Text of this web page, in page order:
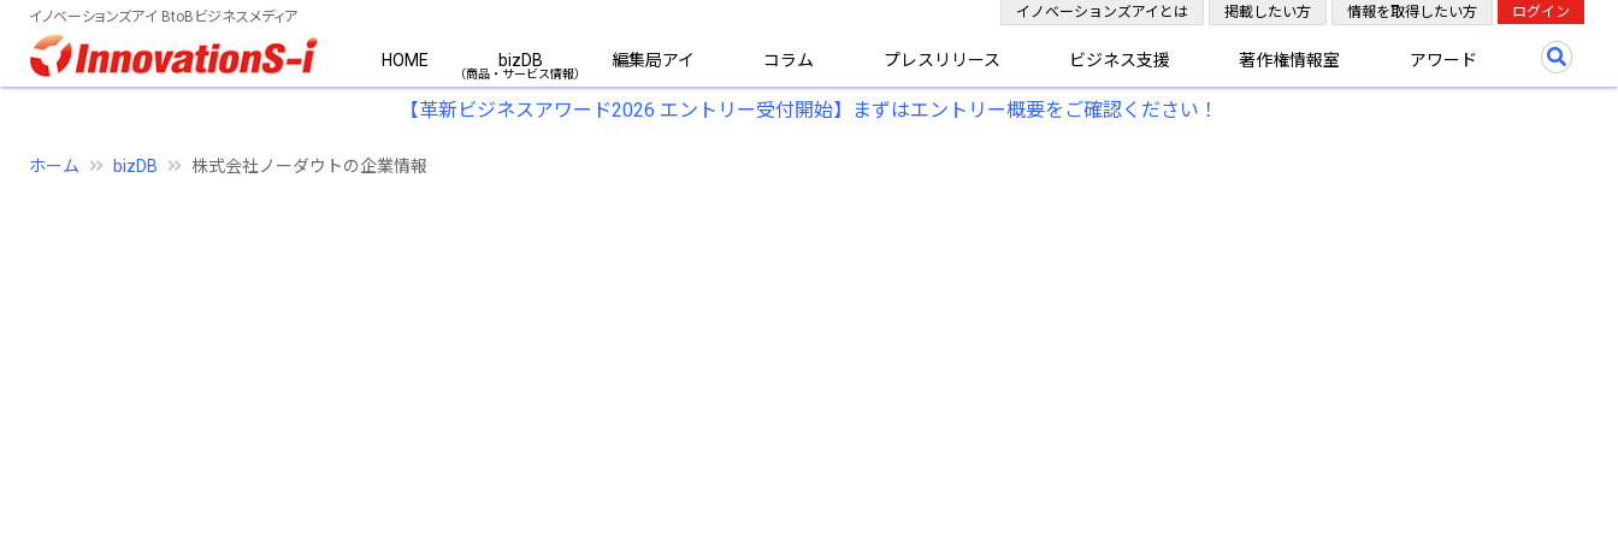
イノベーションズアイ BtoBビジネスメディア
HOME bizDB 編集局アイ コラム プレスリリース ビジネス支援 著作権情報室 アワード
イノベーションズアイとは 掲載したい方 情報を取得したい方 ログイン
【革新ビジネスアワード2026 エントリー受付開始】まずはエントリー概要をご確認ください！
ホーム bizDB 株式会社ノーダウトの企業情報